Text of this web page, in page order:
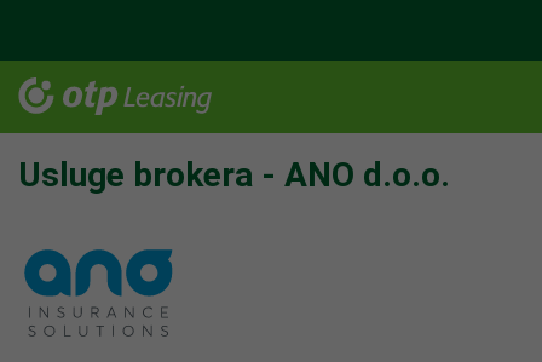
Usluge brokera - ANO d.o.o.